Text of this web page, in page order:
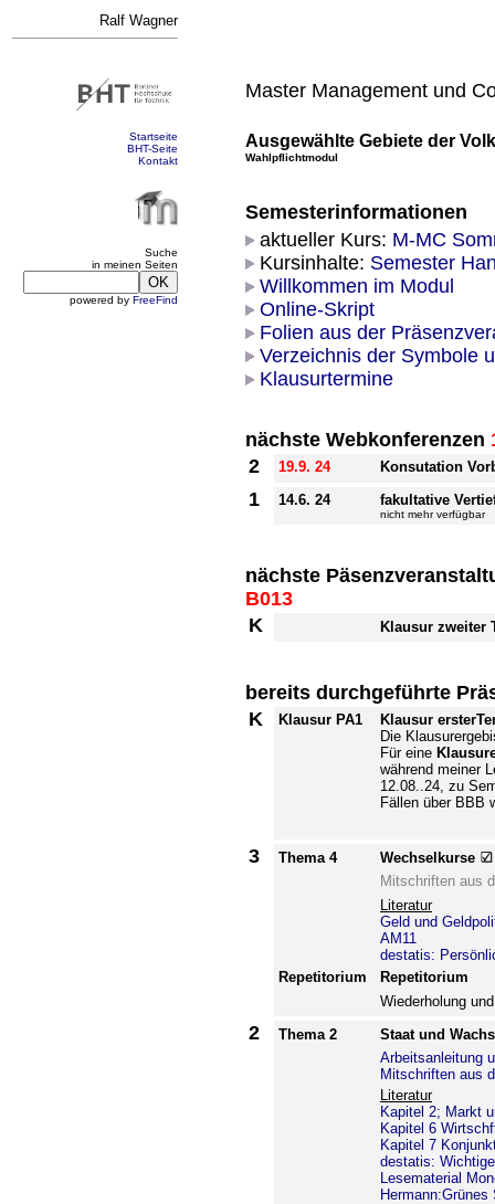
Ralf Wagner
Startseite
BHT-Seite
Kontakt
Suche
in meinen Seiten
powered by FreeFind
Master Management und
Ausgewählte Gebiete der
Wahlpflichtmodul
Semesterinformationen
aktueller Kurs: M-MC
Kursinhalte: Semester
Willkommen im Modul
Online-Skript
Folien aus der
Verzeichnis der Symbole
Klausurtermine
nächste Webkonferenzen
2
19.9. 24 Konsutation
1 14.6. 24 fakultative
nicht mehr verfügbar
nächste
B013
K
Klausur zweiter
bereits durchgeführte
K
Klausur PA1
Klausur
Die
Für eine
während meiner
12.08..24, zu
Fällen über BBB
3 Thema 4
Wechselkurse
Mitschriften aus
Literatur
Geld und
AM11
destatis:
Repetitorium
Repetitorium
Wiederholung
2 Thema 2
Staat und
Arbeitsanleitung
Mitschriften aus
Literatur
Kapitel 2; Markt
Kapitel 6
Kapitel 7
destatis:
Lesematerial
Hermann:Grünes